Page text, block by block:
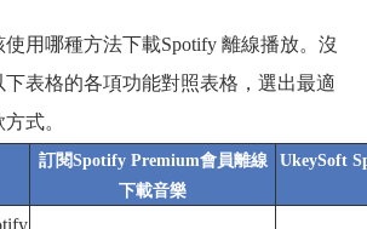
用哪種方法下載Spotify 離線播放。沒
表格的各項功能對照表格，選出最適
式。
訂閱Spotify Premium會員離線
下載音樂
UkeySoft